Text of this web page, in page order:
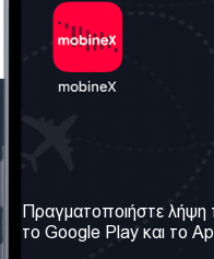
Σχετικά με εμάς
Οι Υπηρεσίες μας
Πραγματοποιήστε
το Google Play και το